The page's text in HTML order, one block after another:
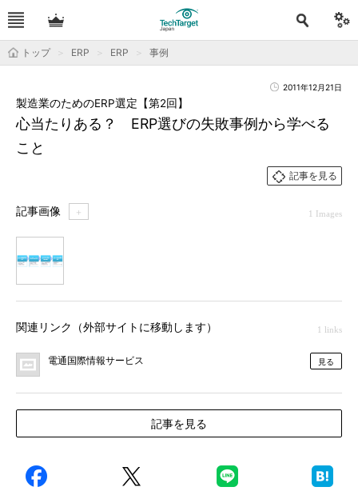
トップ ERP ERP 事例
2011年12月21日
心当たりある？ ERP選びの失敗事例から学べる
こと
製造業のためのERP選定【第2回】
記事を見る
記事画像 ＋ 1 Images
関連リンク（外部サイトに移動します） 1 links
電通国際情報サービス 見る
記事を見る